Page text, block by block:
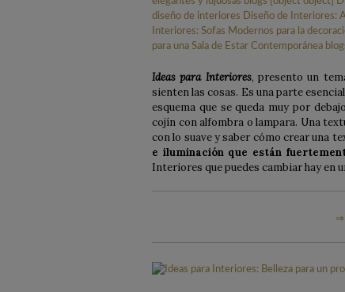
Ideas para Interiores, presento un
sienten las cosas. Es una parte
esquema que se queda muy por
cojín con alfombra o lampara. Una
con lo suave y saber cómo crear una
e iluminación que están
Interiores que puedes cambiar hay en
⇒